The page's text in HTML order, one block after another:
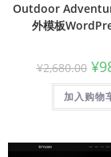
Outdoor
外模板
¥2,680.00 ¥
加入购物